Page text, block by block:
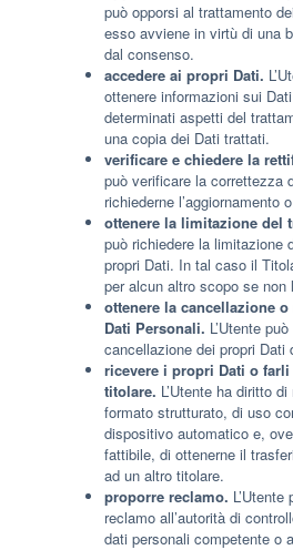
può opporsi al trattamento
esso avviene in virtù di una
dal consenso.
accedere ai propri Dati.
ottenere informazioni sui
determinati aspetti del
una copia dei Dati trattati.
verificare e chiedere la
può verificare la correttezza
richiederne l’aggiornamento
ottenere la limitazione del
può richiedere la limitazione
propri Dati. In tal caso il
per alcun altro scopo se non
ottenere la cancellazione
Dati Personali. L’Utente
cancellazione dei propri Dati
ricevere i propri Dati o
titolare. L’Utente ha diritto
formato strutturato, di uso
dispositivo automatico e,
fattibile, di ottenerne il
ad un altro titolare.
proporre reclamo.
reclamo all’autorità di
dati personali competente o